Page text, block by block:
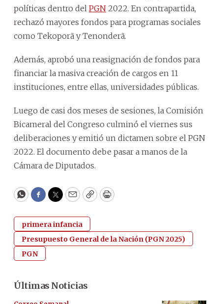
políticas dentro del PGN 2022. En contrapartida,
rechazó mayores fondos para programas sociales
como Tekoporã y Tenonderã.
Además, aprobó una reasignación de fondos para
financiar la masiva creación de cargos en 11
instituciones, entre ellas, universidades públicas.
Luego de casi dos meses de sesiones, la Comisión
Bicameral del Congreso culminó el viernes sus
deliberaciones y emitió un dictamen sobre el PGN
2022. El documento debe pasar a manos de la
Cámara de Diputados.
WhatsApp
Facebook
Twitter
EmailCopyPrint
primera infancia
Presupuesto General de la Nación (PGN 2025)
PGN
Últimas Noticias